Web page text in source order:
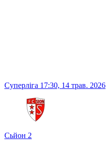
Суперліга 17:30, 14 трав. 2026
Сьйон 2